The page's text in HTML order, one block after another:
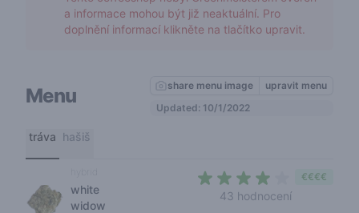
a informace mohou být již neaktuální. Pro
doplnění informací klikněte na tlačítko upravit.
Menu share menu image
upravit menu
Updated: 10/1/2022
tráva hašiš
white
widow
43 hodnocení
€€€€